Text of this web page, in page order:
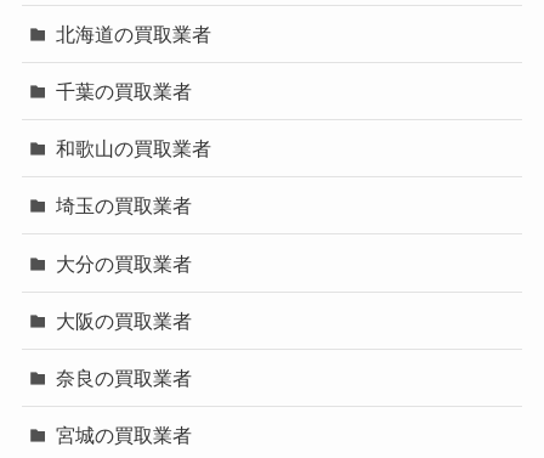
北海道の買取業者
千葉の買取業者
和歌山の買取業者
埼玉の買取業者
大分の買取業者
大阪の買取業者
奈良の買取業者
宮城の買取業者